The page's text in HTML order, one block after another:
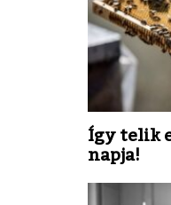
Így telik
napja!